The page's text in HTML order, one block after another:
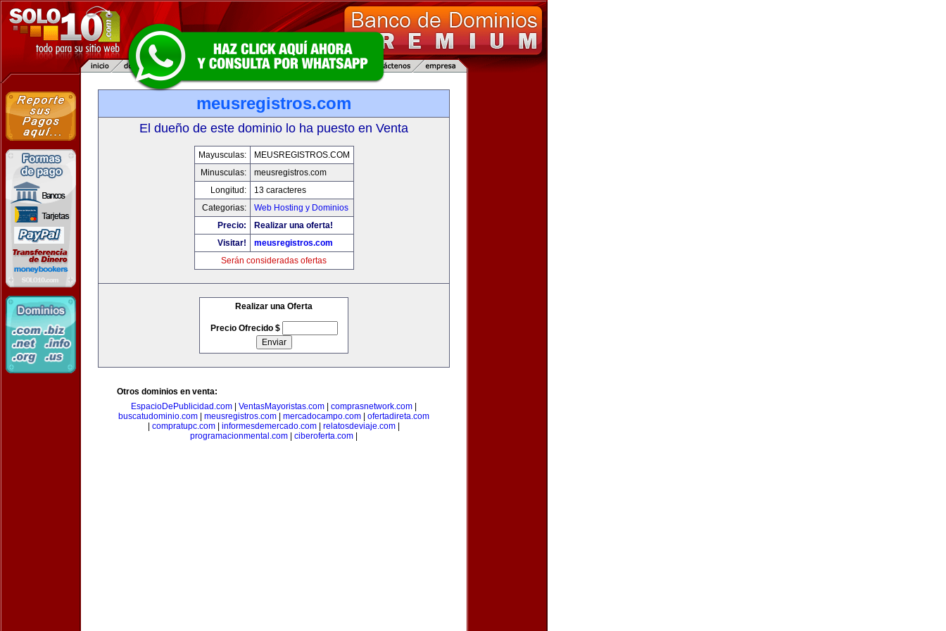
meusregistros.com
El dueño de este dominio lo ha puesto en Venta
Mayusculas:
MEUSREGISTROS.COM
Minusculas:
meusregistros.com
Longitud:
13 caracteres
Categorias:
Web Hosting y Dominios
Precio:
Realizar una oferta!
Visitar!
meusregistros.com
Serán consideradas ofertas
Realizar una Oferta
Precio Ofrecido $
Otros dominios en venta:
EspacioDePublicidad.com
VentasMayoristas.com comprasnetwork.com
buscatudominio.com
meusregistros.com mercadocampo.com
ofertadireta.com
compratupc.com informesdemercado.com relatosdeviaje.com
programacionmental.com
ciberoferta.com